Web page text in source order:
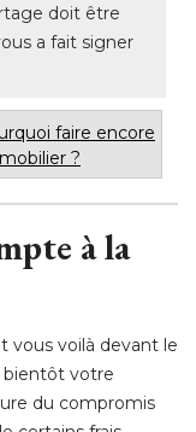
doit être
a fait signer
faire encore
?
à la
vous voilà devant le
bientôt votre
du compromis